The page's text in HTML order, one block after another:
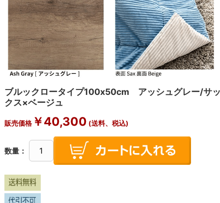
ブルックロータイプ100x50cm アッシュグレー/サ
クス×ベージュ
販売価格￥40,300 (送料、税込)
数量：